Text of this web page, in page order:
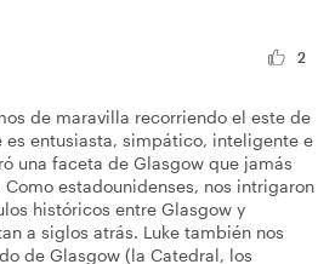
2
de maravilla recorriendo el este de
es entusiasta, simpático, inteligente e
una faceta de Glasgow que jamás
estadounidenses, nos intrigaron
históricos entre Glasgow y
a siglos atrás. Luke también nos
de Glasgow (la Catedral, los